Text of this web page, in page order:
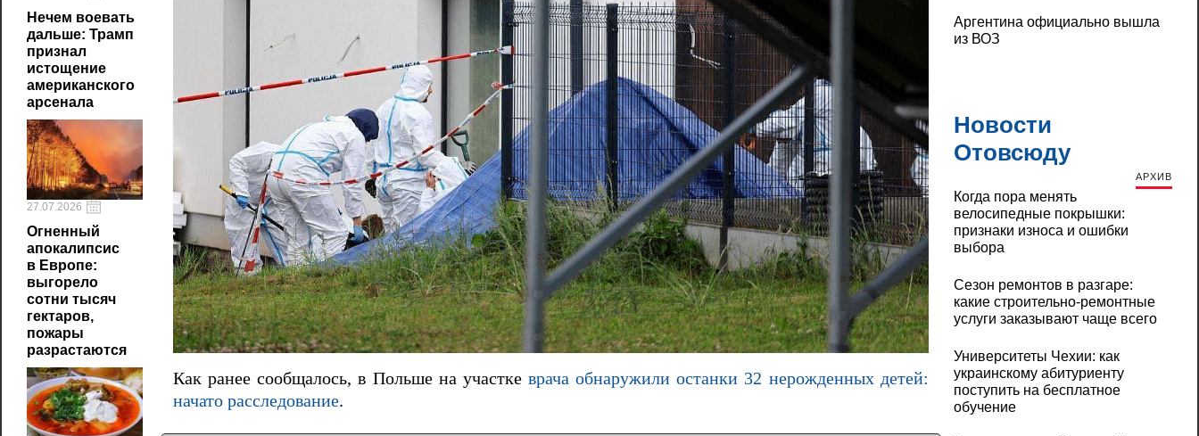
Нечем воевать
дальше: Трамп
признал
истощение
американского
арсенала
27.07.2026
Огненный
апокалипсис
в Европе:
выгорело
сотни тысяч
гектаров,
пожары
разрастаются
Как ранее сообщалось, в Польше на участке врача обнаружили останки 32 нерожденных детей:
начато расследование.
Аргентина официально вышла
из ВОЗ
Новости
Отовсюду
АРХИВ
Когда пора менять
велосипедные покрышки:
признаки износа и ошибки
выбора
Сезон ремонтов в разгаре:
какие строительно-ремонтные
услуги заказывают чаще всего
Университеты Чехии: как
украинскому абитуриенту
поступить на бесплатное
обучение